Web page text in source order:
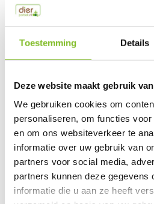
Toestemming Details
Deze website maakt gebruik
We gebruiken cookies om
personaliseren, om functies
en om ons websiteverkeer te
informatie over uw gebruik van
partners voor social media,
partners kunnen deze gegevens
informatie die u aan ze heeft
Toon meer
Productspecificaties
Vergelijk Delen
Do you have a question about
Our employee is happy to help you
Send mail